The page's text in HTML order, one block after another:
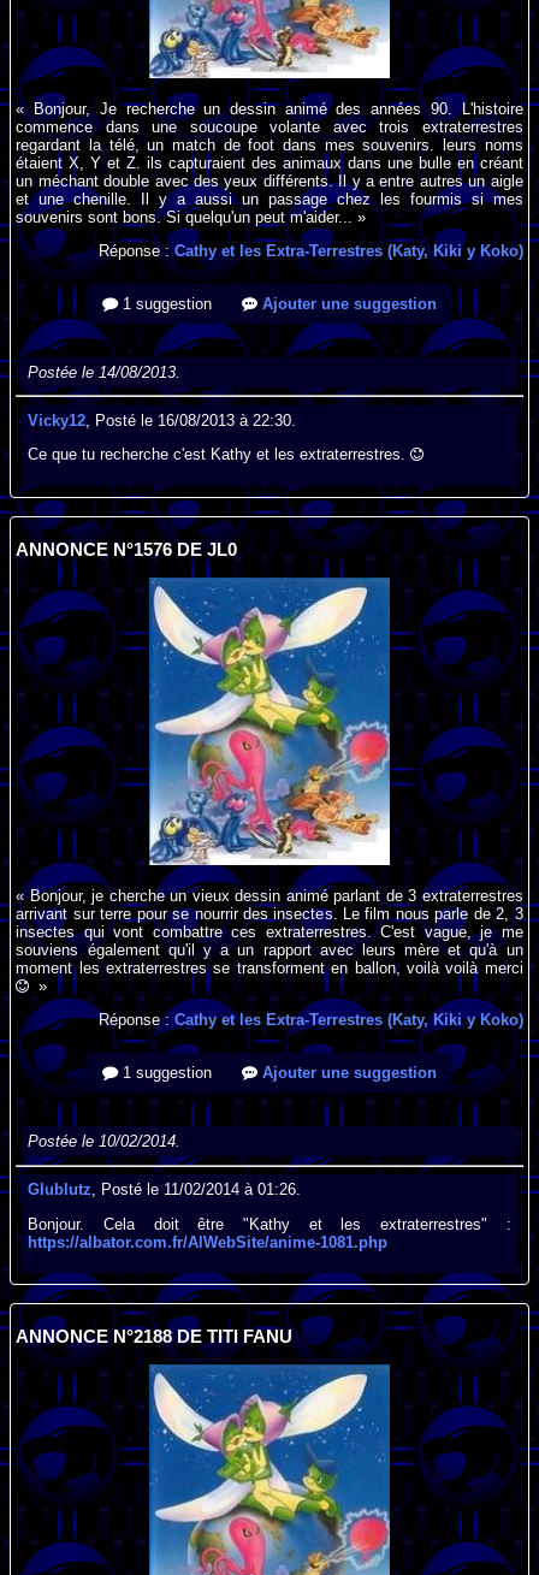
« Bonjour, Je recherche un dessin animé des années 90. L'histoire
commence dans une soucoupe volante avec trois extraterrestres
regardant la télé, un match de foot dans mes souvenirs. leurs noms
étaient X, Y et Z. ils capturaient des animaux dans une bulle en créant
un méchant double avec des yeux différents. Il y a entre autres un aigle
et une chenille. Il y a aussi un passage chez les fourmis si mes
souvenirs sont bons. Si quelqu'un peut m'aider... »
Réponse :Cathy et les Extra-Terrestres (Katy, Kiki y Koko)
1 suggestion Ajouter une suggestion
Postée le 14/08/2013.
Vicky12, Posté le 16/08/2013 à 22:30.
Ce que tu recherche c'est Kathy et les extraterrestres.
ANNONCE N°1576 DE JL0
« Bonjour, je cherche un vieux dessin animé parlant de 3 extraterrestres
arrivant sur terre pour se nourrir des insectes. Le film nous parle de 2, 3
insectes qui vont combattre ces extraterrestres. C'est vague, je me
souviens également qu'il y a un rapport avec leurs mère et qu'à un
moment les extraterrestres se transforment en ballon, voilà voilà merci
»
Réponse : Cathy et les Extra-Terrestres (Katy, Kiki y Koko)
1 suggestion Ajouter une suggestion
Postée le 10/02/2014.
Glublutz, Posté le 11/02/2014 à 01:26.
Bonjour. Cela doit être "Kathy et les extraterrestres" :
https://albator.com.fr/AlWebSite/anime-1081.php
ANNONCE N°2188 DE TITI FANU